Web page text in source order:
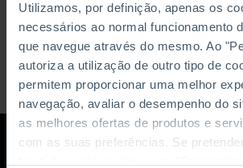
Utilizamos, por definição, apenas os
necessários ao normal funcionamento
que navegue através do mesmo. Ao
autoriza a utilização de outro tipo de
permitem proporcionar uma melhor
navegação, avaliar o desempenho do
as melhores ofertas de produtos e
com as suas preferências. Se